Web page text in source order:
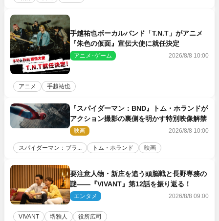
手越祐也ボーカルバンド「T.N.T」がアニメ
『朱色の仮面』宣伝大使に就任決定
アニメ･ゲーム 2026/8/8 10:00
アニメ 手越祐也
『スパイダーマン：BND』トム・ホランドが
アクション撮影の裏側を明かす特別映像解禁
映画 2026/8/8 10:00
スパイダーマン：ブラ... トム・ホランド 映画
要注意人物・新庄を追う頭脳戦と長野専務の
謎――『VIVANT』第12話を振り返る！
エンタメ 2026/8/8 09:00
VIVANT 堺雅人 役所広司